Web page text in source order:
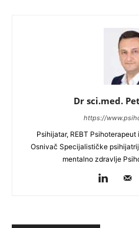
Dr sci.med.
https://
Psihijatar, REBT
Osnivač Specijalističke
mentalno zdravlje